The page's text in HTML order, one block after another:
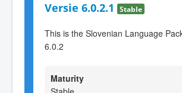
Versie 6.0.2.1 Stable
This is the Slovenian Language
6.0.2
Maturity